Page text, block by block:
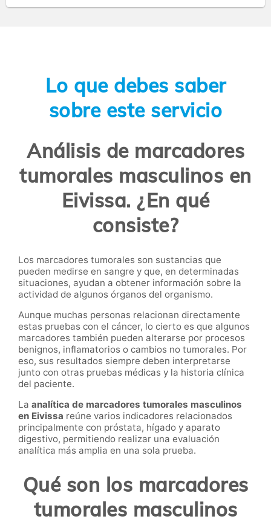
Lo que debes saber
sobre este servicio
Análisis de marcadores
tumorales masculinos en
Eivissa. ¿En qué
consiste?
Los marcadores tumorales son sustancias que
pueden medirse en sangre y que, en determinadas
situaciones, ayudan a obtener información sobre la
actividad de algunos órganos del organismo.
Aunque muchas personas relacionan directamente
estas pruebas con el cáncer, lo cierto es que algunos
marcadores también pueden alterarse por procesos
benignos, inflamatorios o cambios no tumorales. Por
eso, sus resultados siempre deben interpretarse
junto con otras pruebas médicas y la historia clínica
del paciente.
La analítica de marcadores tumorales masculinos
en Eivissa reúne varios indicadores relacionados
principalmente con próstata, hígado y aparato
digestivo, permitiendo realizar una evaluación
analítica más amplia en una sola prueba.
Qué son los marcadores
tumorales masculinos